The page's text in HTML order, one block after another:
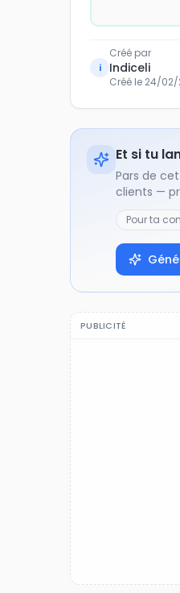
i
Créé par
Indiceli
Créé le 24/02/
Et si tu
Pars de
clients —
Pour ta
PUBLICITÉ